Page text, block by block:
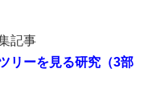
記事
リーを見る研究（3部